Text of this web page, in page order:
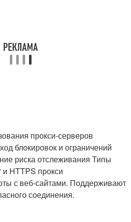
прокси-серверов
блокировок и ограничений
риска отслеживания Типы
HTTPS прокси
с веб-сайтами. Поддерживают
соединения.